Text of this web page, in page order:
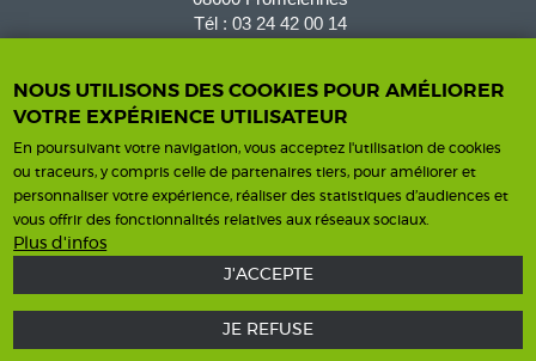
Tél : 03 24 42 00 14
Contact
Horaires
Horaires d'ouverture
Mentions légales Une création ISICS
NOUS UTILISONS DES COOKIES POUR AMÉLIORER
VOTRE EXPÉRIENCE UTILISATEUR
En poursuivant votre navigation, vous acceptez l'utilisation de cookies
ou traceurs, y compris celle de partenaires tiers, pour améliorer et
personnaliser votre expérience, réaliser des statistiques d’audiences et
vous offrir des fonctionnalités relatives aux réseaux sociaux.
Plus d'infos
J'ACCEPTE
JE REFUSE